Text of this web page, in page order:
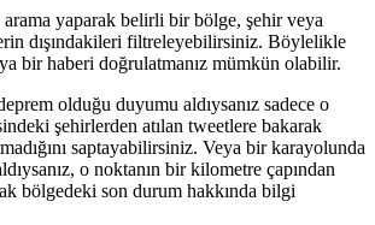
yaparak belirli bir bölge, şehir veya
dışındakileri filtreleyebilirsiniz. Böylelikle
bir haberi doğrulatmanız mümkün olabilir.
olduğu duyumu aldıysanız sadece o
şehirlerden atılan tweetlere bakarak
saptayabilirsiniz. Veya bir karayolunda
o noktanın bir kilometre çapından
bölgedeki son durum hakkında bilgi